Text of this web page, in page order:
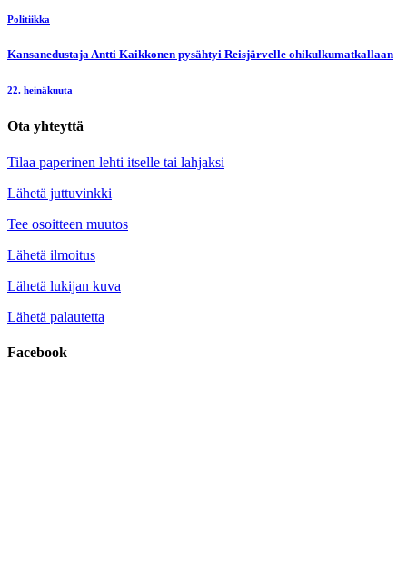
Politiikka
Kansanedustaja Antti Kaikkonen pysähtyi Reisjärvelle ohikulkumatkallaan
22. heinäkuuta
Ota yhteyttä
Tilaa paperinen lehti itselle tai lahjaksi
Lähetä juttuvinkki
Tee osoitteen muutos
Lähetä ilmoitus
Lähetä lukijan kuva
Lähetä palautetta
Facebook